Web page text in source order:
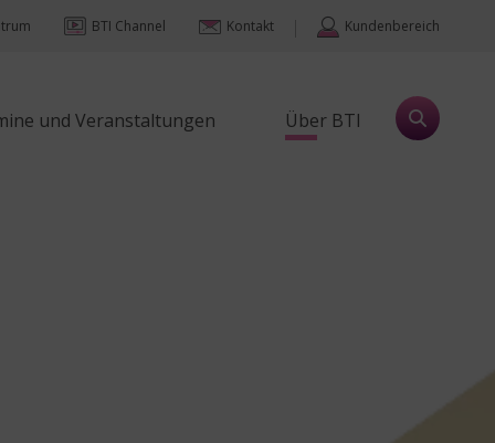
BTI Channel Kontakt Kundenbereich
und Veranstaltungen Über BTI